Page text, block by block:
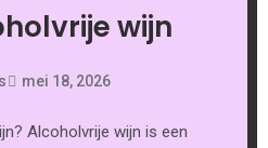
wijn
mei 18, 2026